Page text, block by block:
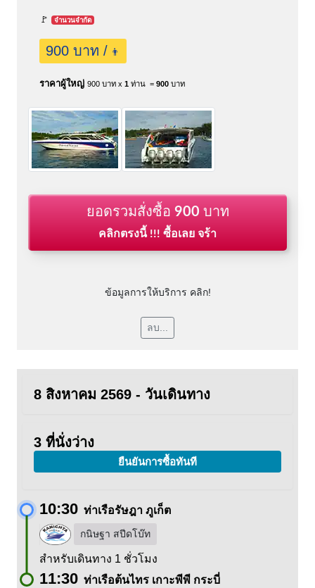
🚩 จำนวนจำกัด
900 บาท / 👨
ราคาผู้ใหญ่ 900 บาท x 1 ท่าน = 900 บาท
ยอดรวมสั่งซื้อ 900 บาท
คลิกตรงนี้ !!! ซื้อเลย จร้า
ข้อมูลการให้บริการ คลิก!
ลบ...
8 สิงหาคม 2569 - วันเดินทาง
3 ที่นั่งว่าง
ยืนยันการซื้อทันที
10:30 ท่าเรือรัษฎา ภูเก็ต
กนิษฐา สปีดโบ๊ท
สำหรับเดินทาง 1 ชั่วโมง
11:30 ท่าเรือต้นไทร เกาะพีพี กระบี่